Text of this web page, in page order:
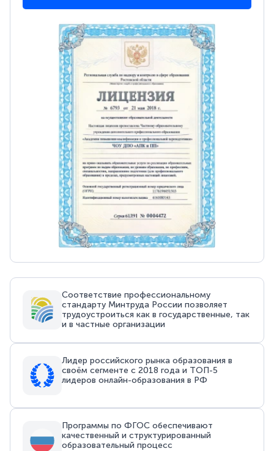
Соответствие профессиональному
стандарту Минтруда России позволяет
трудоустроиться как в государственные, так
и в частные организации
Лидер российского рынка образования в
своём сегменте с 2018 года и ТОП-5
лидеров онлайн-образования в РФ
Программы по ФГОС обеспечивают
качественный и структурированный
образовательный процесс